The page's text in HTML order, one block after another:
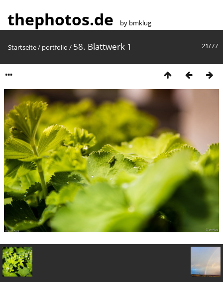
thephotos.de by bmklug
21/77
Startseite/ portfolio / 58. Blattwerk 1